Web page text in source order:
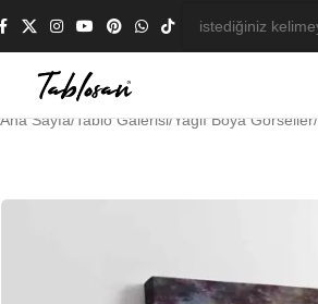
Ana Sayfa/ Tablo Galerisi/ Yağlı Boya Görseller/